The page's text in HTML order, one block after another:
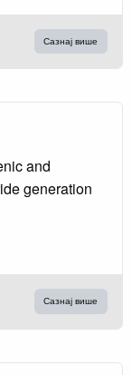
Сазнај више
and
generation
Сазнај више